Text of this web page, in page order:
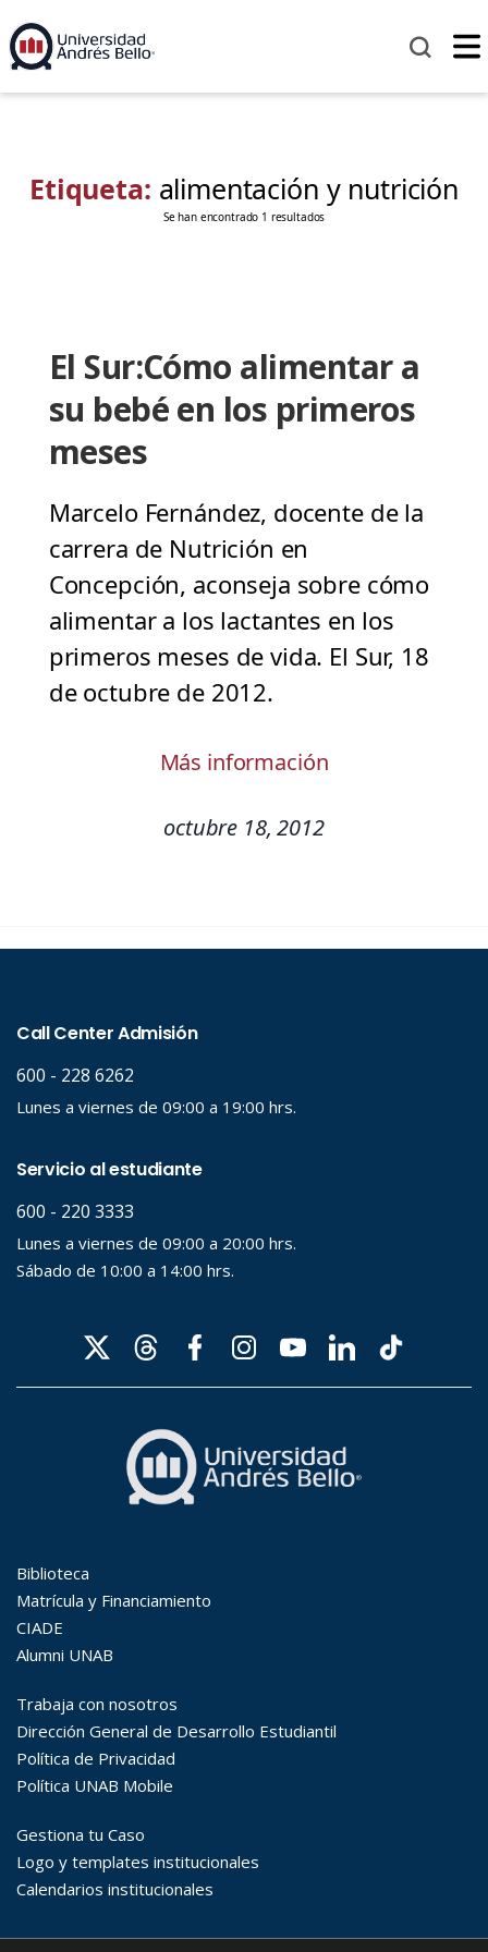
Etiqueta: alimentación y nutrición
Se han encontrado 1 resultados
El Sur:Cómo alimentar a
su bebé en los primeros
meses
Marcelo Fernández, docente de la
carrera de Nutrición en
Concepción, aconseja sobre cómo
alimentar a los lactantes en los
primeros meses de vida. El Sur, 18
de octubre de 2012.
Más información
octubre 18, 2012